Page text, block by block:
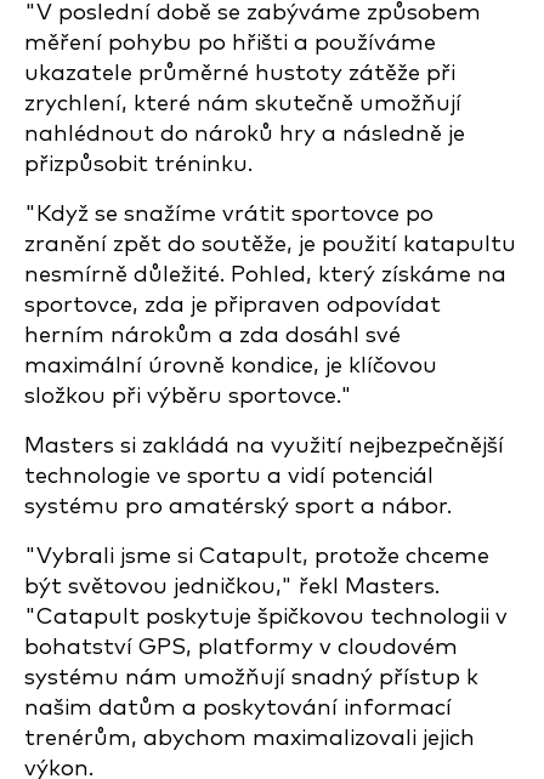
"V poslední době se zabýváme způsobem
měření pohybu po hřišti a používáme
ukazatele průměrné hustoty zátěže při
zrychlení, které nám skutečně umožňují
nahlédnout do nároků hry a následně je
přizpůsobit tréninku.
"Když se snažíme vrátit sportovce po
zranění zpět do soutěže, je použití katapultu
nesmírně důležité. Pohled, který získáme na
sportovce, zda je připraven odpovídat
herním nárokům a zda dosáhl své
maximální úrovně kondice, je klíčovou
složkou při výběru sportovce."
Masters si zakládá na využití nejbezpečnější
technologie ve sportu a vidí potenciál
systému pro amatérský sport a nábor.
"Vybrali jsme si Catapult, protože chceme
být světovou jedničkou," řekl Masters.
"Catapult poskytuje špičkovou technologii v
bohatství GPS, platformy v cloudovém
systému nám umožňují snadný přístup k
našim datům a poskytování informací
trenérům, abychom maximalizovali jejich
výkon.